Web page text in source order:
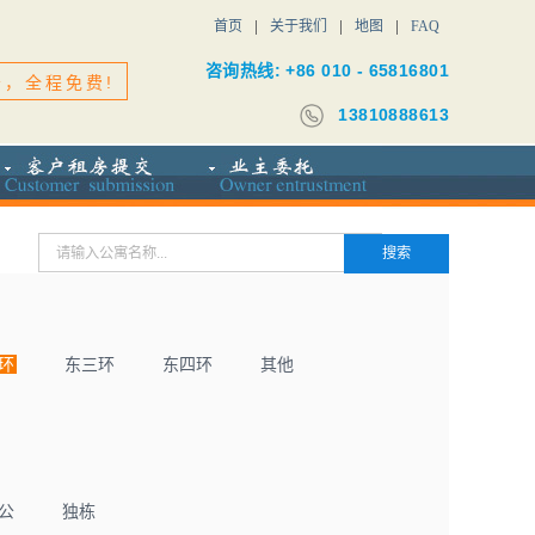
首页 关于我们 地图 FAQ
全程免费!
咨询热线: +86 010 - 65816801
13810888613
东三环 东四环 其他
独栋